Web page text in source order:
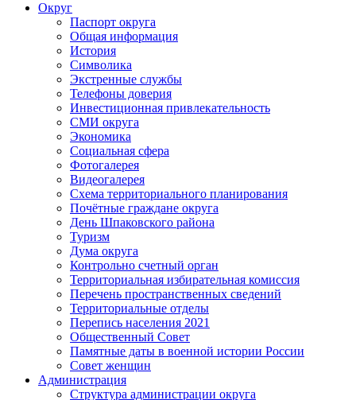
Округ
Паспорт округа
Общая информация
История
Символика
Экстренные службы
Телефоны доверия
Инвестиционная привлекательность
СМИ округа
Экономика
Социальная сфера
Фотогалерея
Видеогалерея
Схема территориального планирования
Почётные граждане округа
День Шпаковского района
Туризм
Дума округа
Контрольно счетный орган
Территориальная избирательная комиссия
Перечень пространственных сведений
Территориальные отделы
Перепись населения 2021
Общественный Совет
Памятные даты в военной истории России
Совет женщин
Администрация
Структура администрации округа